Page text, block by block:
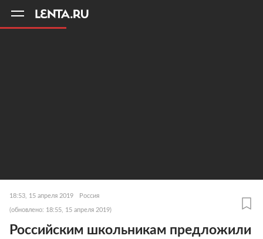
18:53, 15 апреля 2019 Россия
(обновлено: 18:55, 15 апреля 2019)
Российским школьникам предложили